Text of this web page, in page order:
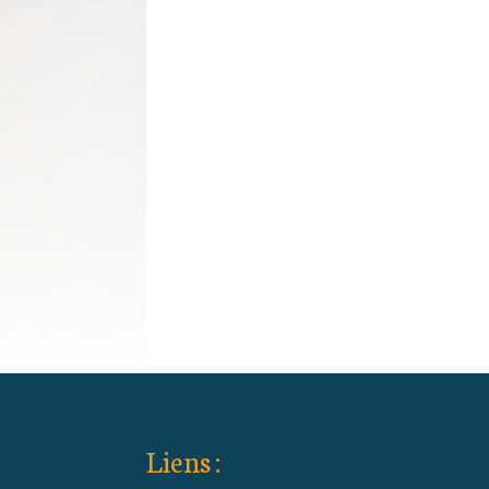
Liens :